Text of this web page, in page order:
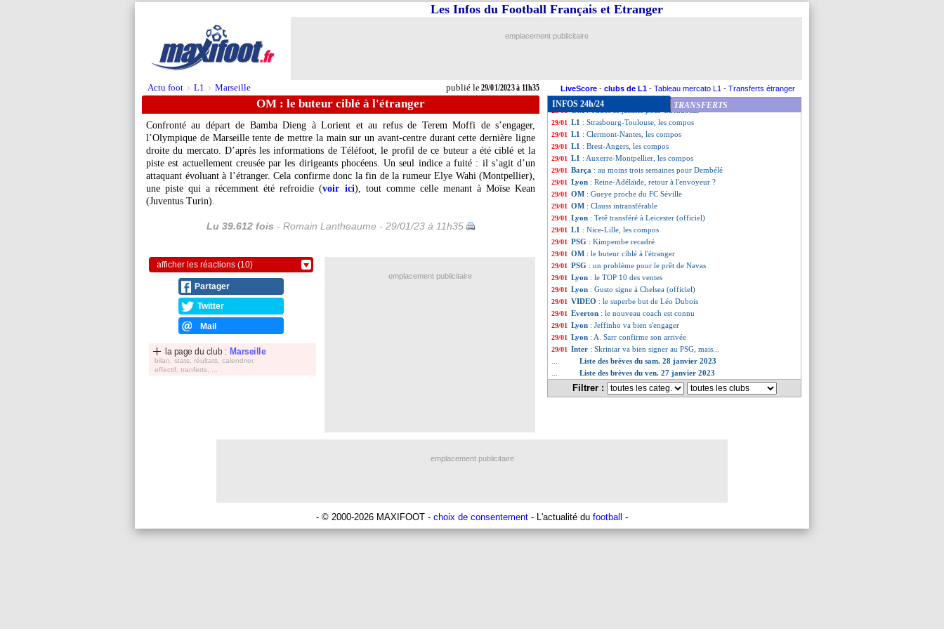
Actu foot > L1 > Marseille publié le29/01/2023 à 11h35
Les Infos du Football Français et Etranger
emplacement publicitaire
LiveScore - clubs de L1 - Tableau mercato L1 - Transferts étranger
OM : le buteur ciblé à l'étranger
Confronté au départ de Bamba Dieng à Lorient et au refus de Terem Moffi de s’engager,
l’Olympique de Marseille tente de mettre la main sur un avant-centre durant cette dernière ligne
droite du mercato. D’après les informations de Téléfoot, le profil de ce buteur a été ciblé et la
piste est actuellement creusée par les dirigeants phocéens. Un seul indice a fuité : il s’agit d’un
attaquant évoluant à l’étranger. Cela confirme donc la fin de la rumeur Elye Wahi (Montpellier),
une piste qui a récemment été refroidie (voir ici), tout comme celle menant à Moïse Kean
(Juventus Turin).
Lu 39.612 fois - Romain Lantheaume - 29/01/23 à 11h35
afficher les réactions (10)
Partager
Twitter
Mail
la page du club : Marseille
bilan, stats, réultats, calendrier,
effectif, tranferts, ...
INFOS 24h/24 TRANSFERTS
29/01 Tottenham: c'est bouclé pour Porro
29/01 Ang. (Cpe) : Brighton élimine Liverpool
29/01 OM: Ounahi jusqu'en 2027 (officiel)
29/01 L1: Nice 1-0 Lille (fini)
29/01 Ita.: Milan prend une nouvelle raclée
: Tudor se justifie pour Guendouzi
29/01 L1 : Strasbourg-Toulouse, les compos
29/01 L1 : Clermont-Nantes, les compos
29/01 L1 : Brest-Angers, les compos
29/01 L1 : Auxerre-Montpellier, les compos
29/01 Barça : au moins trois semaines pour Dembélé
29/01 Lyon : Reine-Adélaïde, retour à l'envoyeur ?
29/01 OM : Gueye proche du FC Séville
29/01 OM : Clauss intransférable
29/01 Lyon : Tetê transféré à Leicester (officiel)
29/01 L1 : Nice-Lille, les compos
29/01 PSG : Kimpembe recadré
29/01 OM : le buteur ciblé à l'étranger
29/01 PSG : un problème pour le prêt de Navas
29/01 Lyon : le TOP 10 des ventes
29/01 Lyon : Gusto signe à Chelsea (officiel)
29/01 VIDEO : le superbe but de Léo Dubois
29/01 Everton : le nouveau coach est connu
29/01 Lyon : Jeffinho va bien s'engager
29/01 Lyon : A. Sarr confirme son arrivée
29/01 Inter : Skriniar va bien signer au PSG, mais...
Liste des brèves du sam. 28 janvier 2023
Liste des brèves du ven. 27 janvier 2023
Filtrer :
emplacement publicitaire
emplacement publicitaire
- © 2000-2026 MAXIFOOT - choix de consentement - L'actualité du football -